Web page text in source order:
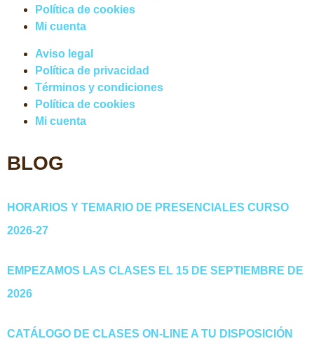
Política de cookies
Mi cuenta
Aviso legal
Política de privacidad
Términos y condiciones
Política de cookies
Mi cuenta
BLOG
HORARIOS Y TEMARIO DE PRESENCIALES CURSO
2026-27
EMPEZAMOS LAS CLASES EL 15 DE SEPTIEMBRE DE
2026
CATÁLOGO DE CLASES ON-LINE A TU DISPOSICIÓN